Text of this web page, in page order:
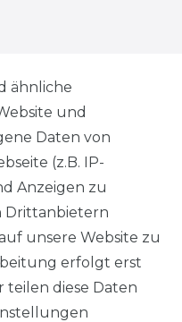
ähnliche
und
Daten von
(z.B. IP-
Anzeigen zu
Drittanbietern
unsere Website zu
erfolgt erst
teilen diese Daten